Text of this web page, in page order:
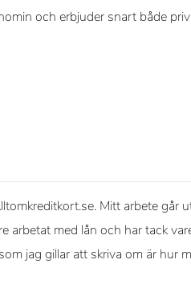
och erbjuder snart både
Mitt arbete går
arbetat med lån och har tack
jag gillar att skriva om är hur